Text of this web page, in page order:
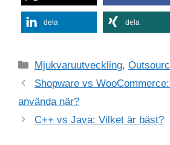
dela dela
Kategorier
Mjukvaruutveckling,
Shopware vs
använda när?
C++ vs Java: Vilket är bäst?